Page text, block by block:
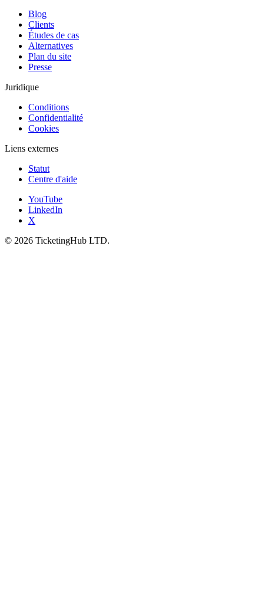
Blog
Clients
Études de cas
Alternatives
Plan du site
Presse
Juridique
Conditions
Confidentialité
Cookies
Liens externes
Statut
Centre d'aide
YouTube
LinkedIn
X
© 2026 TicketingHub LTD.